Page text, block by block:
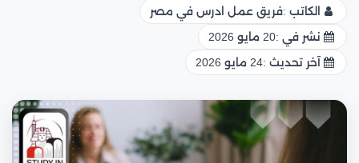
الكاتب :فريق عمل ادرس في مصر
نشر في :20 مايو 2026
آخر تحديث :24 مايو 2026